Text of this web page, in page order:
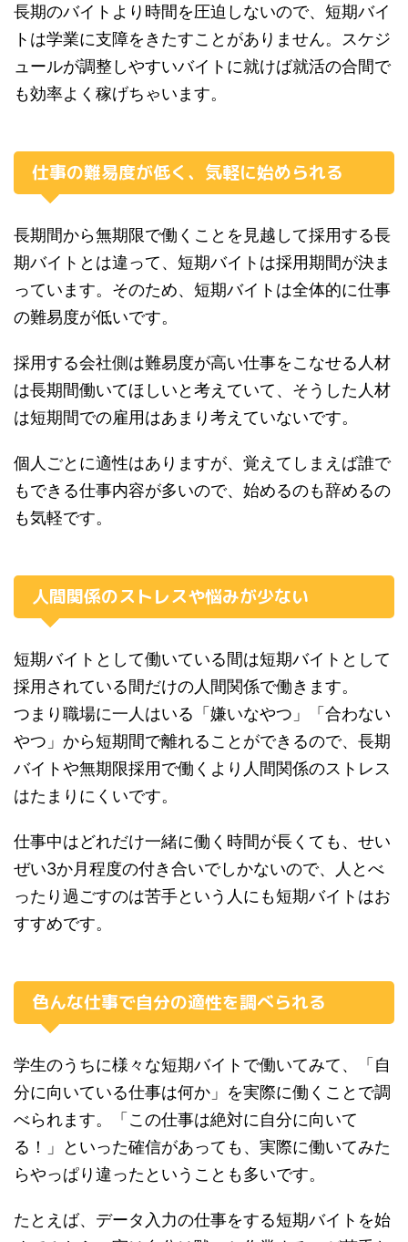
長期のバイトより時間を圧迫しないので、短期バイ
トは学業に支障をきたすことがありません。スケジ
ュールが調整しやすいバイトに就けば就活の合間で
も効率よく稼げちゃいます。
仕事の難易度が低く、気軽に始められる
長期間から無期限で働くことを見越して採用する長
期バイトとは違って、短期バイトは採用期間が決ま
っています。そのため、短期バイトは全体的に仕事
の難易度が低いです。
採用する会社側は難易度が高い仕事をこなせる人材
は長期間働いてほしいと考えていて、そうした人材
は短期間での雇用はあまり考えていないです。
個人ごとに適性はありますが、覚えてしまえば誰で
もできる仕事内容が多いので、始めるのも辞めるの
も気軽です。
人間関係のストレスや悩みが少ない
短期バイトとして働いている間は短期バイトとして
採用されている間だけの人間関係で働きます。
つまり職場に一人はいる「嫌いなやつ」「合わない
やつ」から短期間で離れることができるので、長期
バイトや無期限採用で働くより人間関係のストレス
はたまりにくいです。
仕事中はどれだけ一緒に働く時間が長くても、せい
ぜい3か月程度の付き合いでしかないので、人とべ
ったり過ごすのは苦手という人にも短期バイトはお
すすめです。
色んな仕事で自分の適性を調べられる
学生のうちに様々な短期バイトで働いてみて、「自
分に向いている仕事は何か」を実際に働くことで調
べられます。「この仕事は絶対に自分に向いて
る！」といった確信があっても、実際に働いてみた
らやっぱり違ったということも多いです。
たとえば、データ入力の仕事をする短期バイトを始